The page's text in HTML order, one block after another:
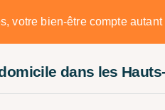
votre bien-être compte
dans les